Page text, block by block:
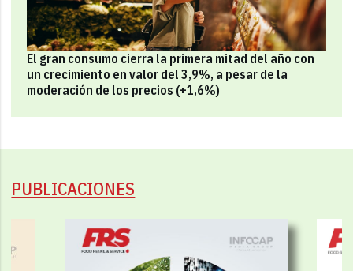
El gran consumo cierra la primera mitad del año con
un crecimiento en valor del 3,9%, a pesar de la
moderación de los precios (+1,6%)
PUBLICACIONES